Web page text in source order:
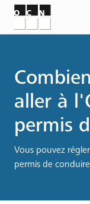
d'Ariane
aller à
permis
Vous pouvez
permis de